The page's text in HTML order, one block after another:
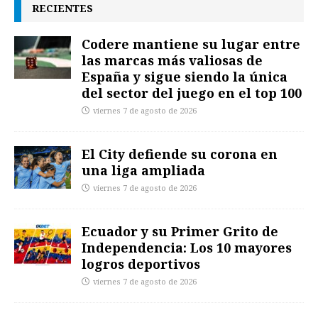
RECIENTES
Codere mantiene su lugar entre
las marcas más valiosas de
España y sigue siendo la única
del sector del juego en el top 100
viernes 7 de agosto de 2026
El City defiende su corona en
una liga ampliada
viernes 7 de agosto de 2026
Ecuador y su Primer Grito de
Independencia: Los 10 mayores
logros deportivos
viernes 7 de agosto de 2026